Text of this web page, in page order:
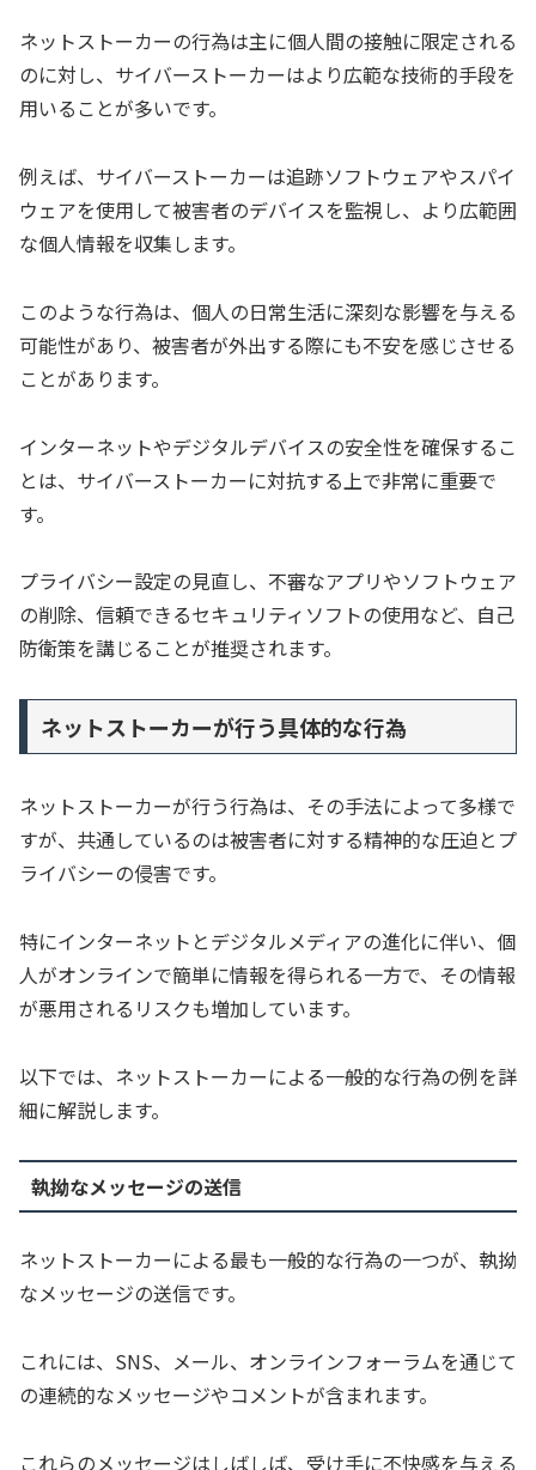
ネットストーカーの行為は主に個人間の接触に限定される
のに対し、サイバーストーカーはより広範な技術的手段を
用いることが多いです。
例えば、サイバーストーカーは追跡ソフトウェアやスパイ
ウェアを使用して被害者のデバイスを監視し、より広範囲
な個人情報を収集します。
このような行為は、個人の日常生活に深刻な影響を与える
可能性があり、被害者が外出する際にも不安を感じさせる
ことがあります。
インターネットやデジタルデバイスの安全性を確保するこ
とは、サイバーストーカーに対抗する上で非常に重要で
す。
プライバシー設定の見直し、不審なアプリやソフトウェア
の削除、信頼できるセキュリティソフトの使用など、自己
防衛策を講じることが推奨されます。
ネットストーカーが行う具体的な行為
ネットストーカーが行う行為は、その手法によって多様で
すが、共通しているのは被害者に対する精神的な圧迫とプ
ライバシーの侵害です。
特にインターネットとデジタルメディアの進化に伴い、個
人がオンラインで簡単に情報を得られる一方で、その情報
が悪用されるリスクも増加しています。
以下では、ネットストーカーによる一般的な行為の例を詳
細に解説します。
執拗なメッセージの送信
ネットストーカーによる最も一般的な行為の一つが、執拗
なメッセージの送信です。
これには、SNS、メール、オンラインフォーラムを通じて
の連続的なメッセージやコメントが含まれます。
これらのメッセージはしばしば、受け手に不快感を与える